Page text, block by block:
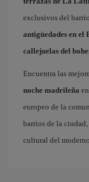
exclusivos del
antigüedades en
callejuelas del
Encuentra las
noche madrileña
europeo de la
barrios de la
cultural del